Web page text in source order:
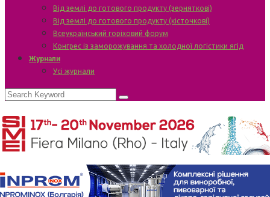
Від землі до готового продукту (зерняткові)
Від землі до готового продукту (кісточкові)
Всеукраїнський горіховий форум
Конгрес із заморожування та холодної логістики ягід
Журнали
Усі журнали